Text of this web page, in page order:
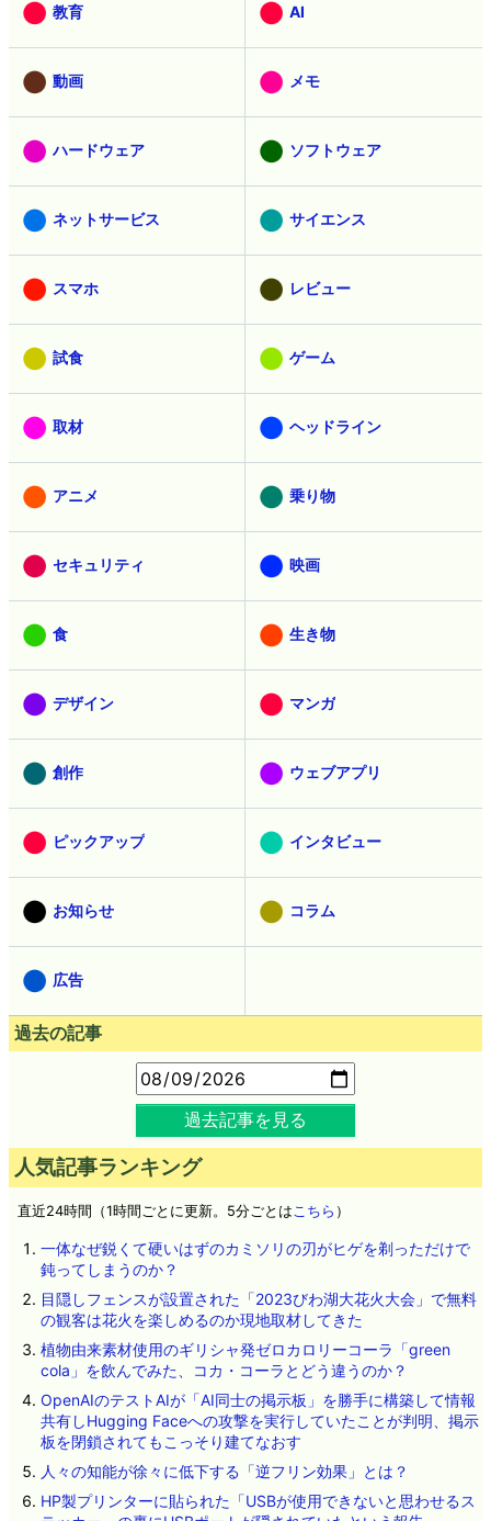
教育 AI
動画 メモ
ハードウェア ソフトウェア
ネットサービス サイエンス
スマホ レビュー
試食 ゲーム
取材 ヘッドライン
アニメ 乗り物
セキュリティ 映画
食 生き物
デザイン マンガ
創作 ウェブアプリ
ピックアップ インタビュー
お知らせ コラム
広告
過去の記事
過去記事を見る
人気記事ランキング
直近24時間（1時間ごとに更新。5分ごとは こちら ）
一体なぜ鋭くて硬いはずのカミソリの刃がヒゲを剃っただけで
鈍ってしまうのか？
目隠しフェンスが設置された「2023びわ湖大花火大会」で無料
の観客は花火を楽しめるのか現地取材してきた
植物由来素材使用のギリシャ発ゼロカロリーコーラ「green
cola」を飲んでみた、コカ・コーラとどう違うのか？
OpenAIのテストAIが「AI同士の掲示板」を勝手に構築して情報
共有しHugging Faceへの攻撃を実行していたことが判明、掲示
板を閉鎖されてもこっそり建てなおす
人々の知能が徐々に低下する「逆フリン効果」とは？
HP製プリンターに貼られた「USBが使用できないと思わせるス